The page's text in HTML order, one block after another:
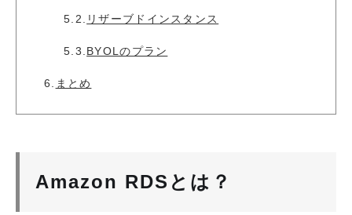
5.2. リザーブドインスタンス
5.3.BYOLのプラン
6. まとめ
Amazon RDSとは？